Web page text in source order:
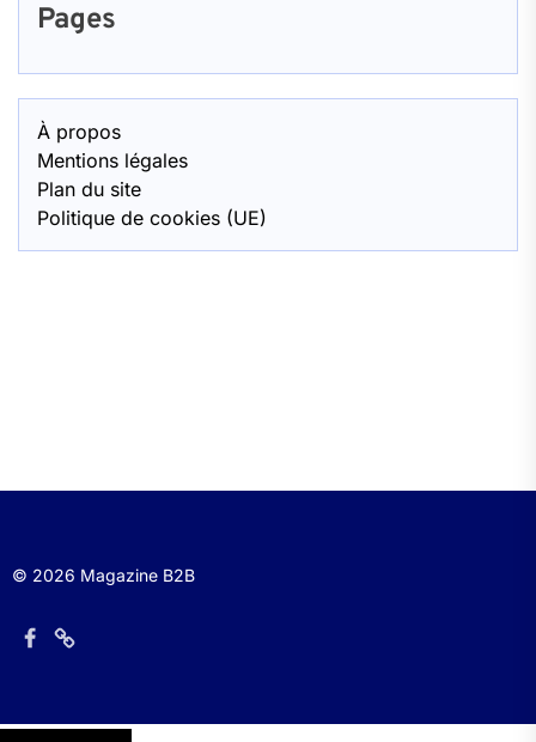
Pages
À propos
Mentions légales
Plan du site
Politique de cookies (UE)
© 2026 Magazine B2B
ÉlémentÉlément